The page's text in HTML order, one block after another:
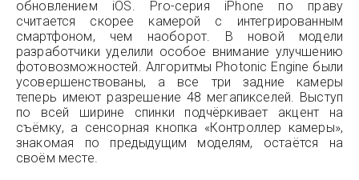
обновлением iOS. Pro-серия iPhone по праву
считается скорее камерой с интегрированным
смартфоном, чем наоборот. В новой модели
разработчики уделили особое внимание улучшению
фотовозможностей. Алгоритмы Photonic Engine были
усовершенствованы, а все три задние камеры
теперь имеют разрешение 48 мегапикселей. Выступ
по всей ширине спинки подчёркивает акцент на
съёмку, а сенсорная кнопка «Контроллер камеры»,
знакомая по предыдущим моделям, остаётся на
своём месте.